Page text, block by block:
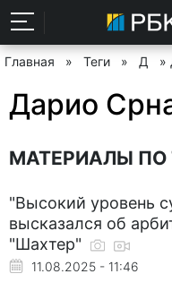
Главная » Теги » Д »
Дарио
МАТЕРИАЛЫ ПО
"Высокий уровень
высказался об
"Шахтер"
11.08.2025 - 11:46